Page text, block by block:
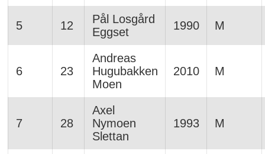
5 12
Pål Losgård
Eggset
1990 M
6 23
Andreas
Hugubakken
Moen
2010 M
7 28
Axel
Nymoen
Slettan
1993 M